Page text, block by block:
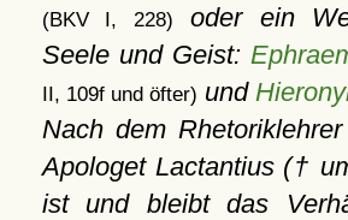
(BKV I, 228)
oder ein
Seele und Geist:
II, 109f und öfter) und
Nach dem
Apologet Lactantius (†
ist und bleibt das